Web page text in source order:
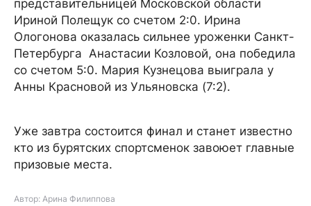
представительницей Московской области
Ириной Полещук со счетом 2:0. Ирина
Ологонова оказалась сильнее уроженки Санкт-
Петербурга Анастасии Козловой, она победила
со счетом 5:0. Мария Кузнецова выиграла у
Анны Красновой из Ульяновска (7:2).
Уже завтра состоится финал и станет известно
кто из бурятских спортсменок завоюет главные
призовые места.
Автор: Арина Филиппова